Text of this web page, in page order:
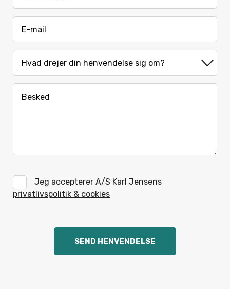
Jeg accepterer A/S Karl Jensens
privatlivspolitik & cookies